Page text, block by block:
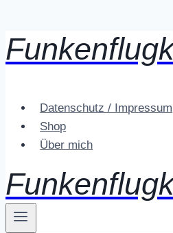
Zum
Inhalt
Datenschutz / Impressum
Shop
Über mich